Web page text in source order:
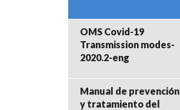
OMS Covid-19
Transmission modes-
2020.2-eng
Manual de prevención
y tratamiento del